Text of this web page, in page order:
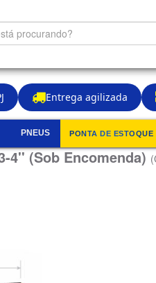
Entrega agilizada
PNEUS PONTA DE ESTOQUE
4'' (Sob Encomenda)